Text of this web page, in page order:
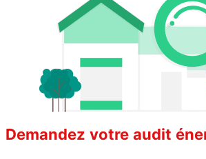
Demandez votre audit